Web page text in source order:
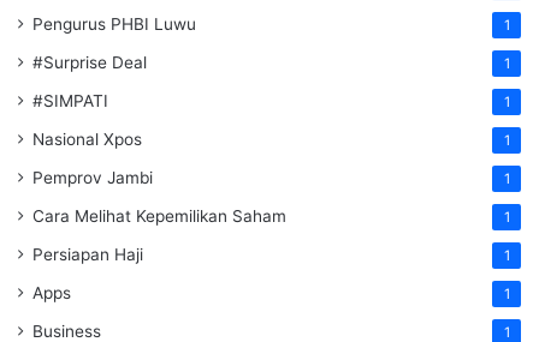
Pengurus PHBI Luwu 1
#Surprise Deal 1
#SIMPATI 1
Nasional Xpos 1
Pemprov Jambi 1
Cara Melihat Kepemilikan Saham 1
Persiapan Haji 1
Apps 1
Business 1